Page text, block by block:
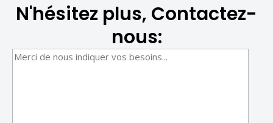
N'hésitez plus, Contactez-
nous: